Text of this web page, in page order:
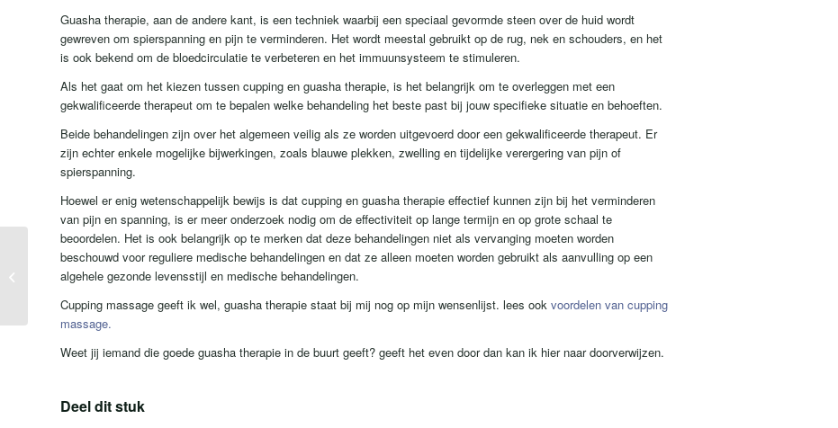
Guasha therapie, aan de andere kant, is een techniek waarbij een speciaal gevormde steen over de huid wordt
gewreven om spierspanning en pijn te verminderen. Het wordt meestal gebruikt op de rug, nek en schouders, en het
is ook bekend om de bloedcirculatie te verbeteren en het immuunsysteem te stimuleren.
Als het gaat om het kiezen tussen cupping en guasha therapie, is het belangrijk om te overleggen met een
gekwalificeerde therapeut om te bepalen welke behandeling het beste past bij jouw specifieke situatie en behoeften.
Beide behandelingen zijn over het algemeen veilig als ze worden uitgevoerd door een gekwalificeerde therapeut. Er
zijn echter enkele mogelijke bijwerkingen, zoals blauwe plekken, zwelling en tijdelijke verergering van pijn of
spierspanning.
Hoewel er enig wetenschappelijk bewijs is dat cupping en guasha therapie effectief kunnen zijn bij het verminderen
van pijn en spanning, is er meer onderzoek nodig om de effectiviteit op lange termijn en op grote schaal te
beoordelen. Het is ook belangrijk op te merken dat deze behandelingen niet als vervanging moeten worden
beschouwd voor reguliere medische behandelingen en dat ze alleen moeten worden gebruikt als aanvulling op een
algehele gezonde levensstijl en medische behandelingen.
Cupping massage geeft ik wel, guasha therapie staat bij mij nog op mijn wensenlijst. lees ook voordelen van cupping
massage.
Weet jij iemand die goede guasha therapie in de buurt geeft? geeft het even door dan kan ik hier naar doorverwijzen.
Deel dit stuk
Waarom
verantwoordelijkheid
moeten nemen voor je
eigen gezondheid.